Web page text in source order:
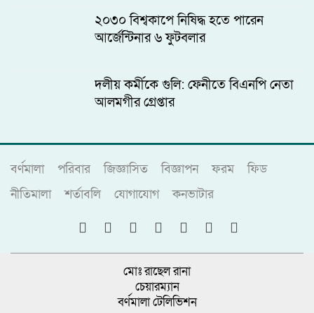
২০৩০ বিশ্বকাপে নিষিদ্ধ হতে পারেন
আর্জেন্টিনার ৬ ফুটবলার
দলীয় কর্মীকে গুলি: ফেনীতে বিএনপি নেতা
আলমগীর গ্রেপ্তার
বর্ণমালা পরিবার জিজ্ঞাসিত বিজ্ঞাপন ফরম
ফিড
নীতিমালা
শর্তাবলি যোগাযোগ কনভাটার
মোঃ রাছেল রানা
চেয়ারম্যান
বর্ণমালা টেলিভিশন